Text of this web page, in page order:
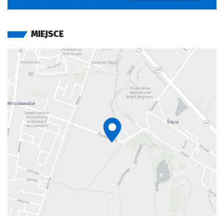
MIEJSCE